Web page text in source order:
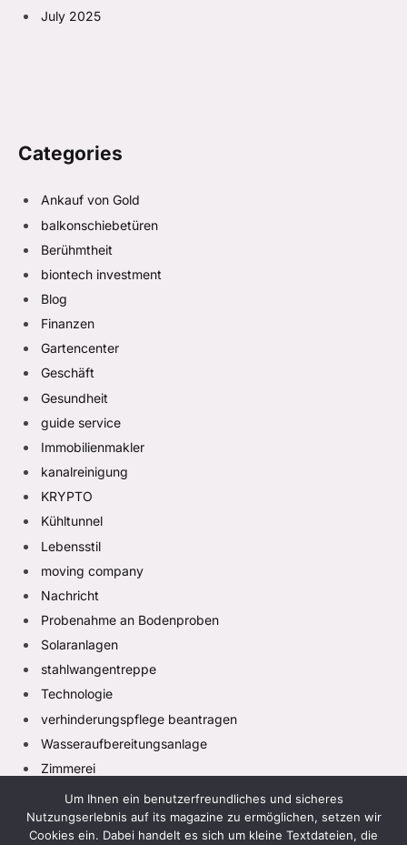
July 2025
Categories
Ankauf von Gold
balkonschiebetüren
Berühmtheit
biontech investment
Blog
Finanzen
Gartencenter
Geschäft
Gesundheit
guide service
Immobilienmakler
kanalreinigung
KRYPTO
Kühltunnel
Lebensstil
moving company
Nachricht
Probenahme an Bodenproben
Solaranlagen
stahlwangentreppe
Technologie
verhinderungspflege beantragen
Wasseraufbereitungsanlage
Zimmerei
Um Ihnen ein benutzerfreundliches und sicheres
Nutzungserlebnis auf its magazine zu ermöglichen, setzen wir
Cookies ein. Dabei handelt es sich um kleine Textdateien, die